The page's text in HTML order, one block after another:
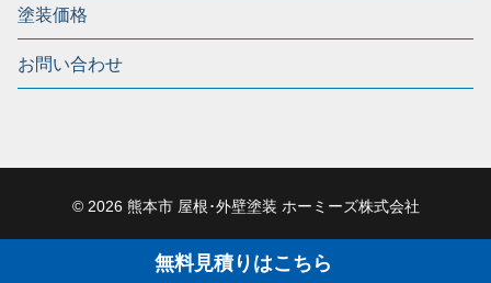
塗装価格
お問い合わせ
© 2026 熊本市 屋根･外壁塗装 ホーミーズ株式会社
無料見積りはこちら